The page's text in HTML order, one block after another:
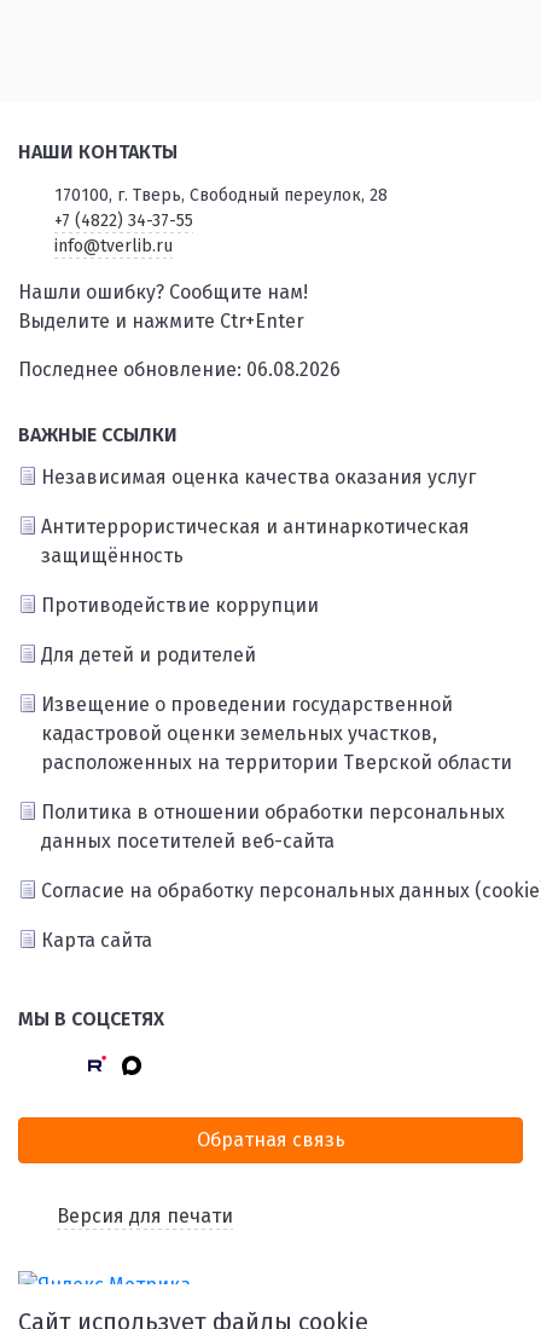
НАШИ КОНТАКТЫ
170100, г. Тверь, Свободный переулок, 28
+7 (4822) 34-37-55
info@tverlib.ru
Нашли ошибку? Сообщите нам!
Выделите и нажмите Ctr+Enter
Последнее обновление: 06.08.2026
ВАЖНЫЕ ССЫЛКИ
Независимая оценка качества оказания услуг
Антитеррористическая и антинаркотическая
защищённость
Противодействие коррупции
Для детей и родителей
Извещение о проведении государственной
кадастровой оценки земельных участков,
расположенных на территории Тверской области
Политика в отношении обработки персональных
данных посетителей веб-сайта
Согласие на обработку персональных данных
Карта сайта
МЫ В СОЦСЕТЯХ
Обратная связь
Версия для печати
Сайт использует файлы cookie